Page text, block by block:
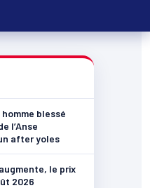
blessé
l’Anse
after yoles
le prix
2026